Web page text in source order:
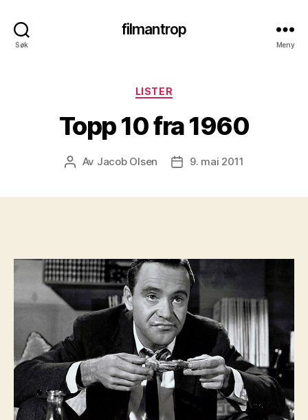
Søk
filmantrop
Meny
Kategorier
LISTER
Topp 10 fra 1960
Innleggsforfatter
Av Jacob Olsen Publiseringsdato
9. mai 2011